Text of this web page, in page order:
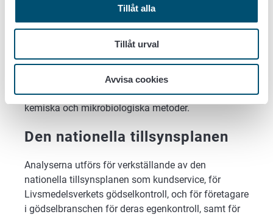
Tillåt alla
Tillåt urval
Avvisa cookies
Analytik
Analyserna av gödselfabrikat säkrar att produkterna
uppfyller bestämmelserna. För gödselfabrikat som
tillverkats i hemlandet och dem från andra
marknader undersöks sammansättningarna med
kemiska och mikrobiologiska metoder.
Den nationella tillsynsplanen
Analyserna utförs för verkställande av den
nationella tillsynsplanen som kundservice, för
Livsmedelsverkets gödselkontroll, och för företagare
i gödselbranschen för deras egenkontroll, samt för